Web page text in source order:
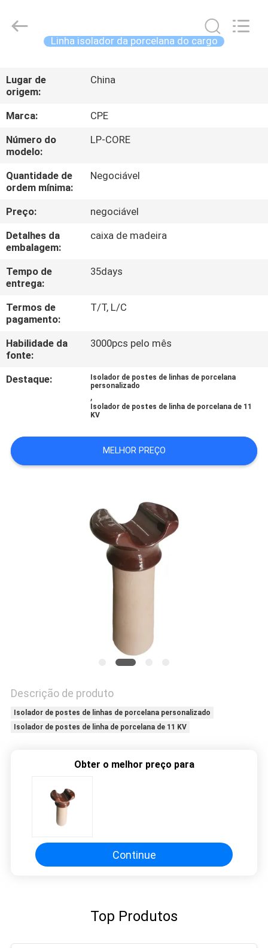
PRODUTOS
SOBRE
NÓS
DA
FÁBRICA
CONTROLE
DA
QUALIDADE
CONTACTE-
NOS
MAPA
DO
Power
Electric
Linha isolador da porcelana do cargo
Lugar de
origem:
China
Marca:
CPE
Número do
modelo:
LP-CORE
Quantidade de
ordem mínima:
Negociável
Preço:
negociável
Detalhes da
embalagem:
caixa de madeira
Tempo de
entrega:
35days
Termos de
pagamento:
T/T, L/C
Habilidade da
fonte:
3000pcs pelo mês
Destaque:
Isolador de postes de linhas de porcelana
personalizado
,
Isolador de postes de linha de porcelana de 11
KV
MELHOR PREÇO
Descrição de produto
Isolador de postes de linhas de porcelana personalizado
Isolador de postes de linha de porcelana de 11 KV
Obter o melhor preço para
Continue
Top Produtos